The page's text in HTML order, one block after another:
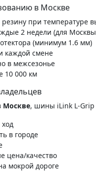
в Москве
при температуре
2 недели (для
(минимум 1.6 мм)
каждой смене
в межсезонье
10 000 км
Москве, шины iLink L-Grip
в городе
цена/качество
мокрой дороге